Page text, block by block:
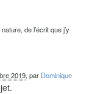
de l’écrit que j’y
2019, par Dominique